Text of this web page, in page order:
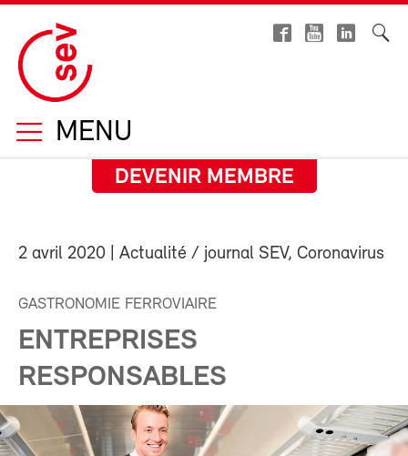
MENU
DEVENIR MEMBRE
2 avril 2020 | Actualité / journal SEV, Coronavirus
GASTRONOMIE FERROVIAIRE
ENTREPRISES
RESPONSABLES